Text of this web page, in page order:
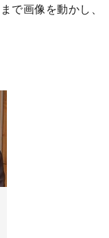
で画像を動かし、